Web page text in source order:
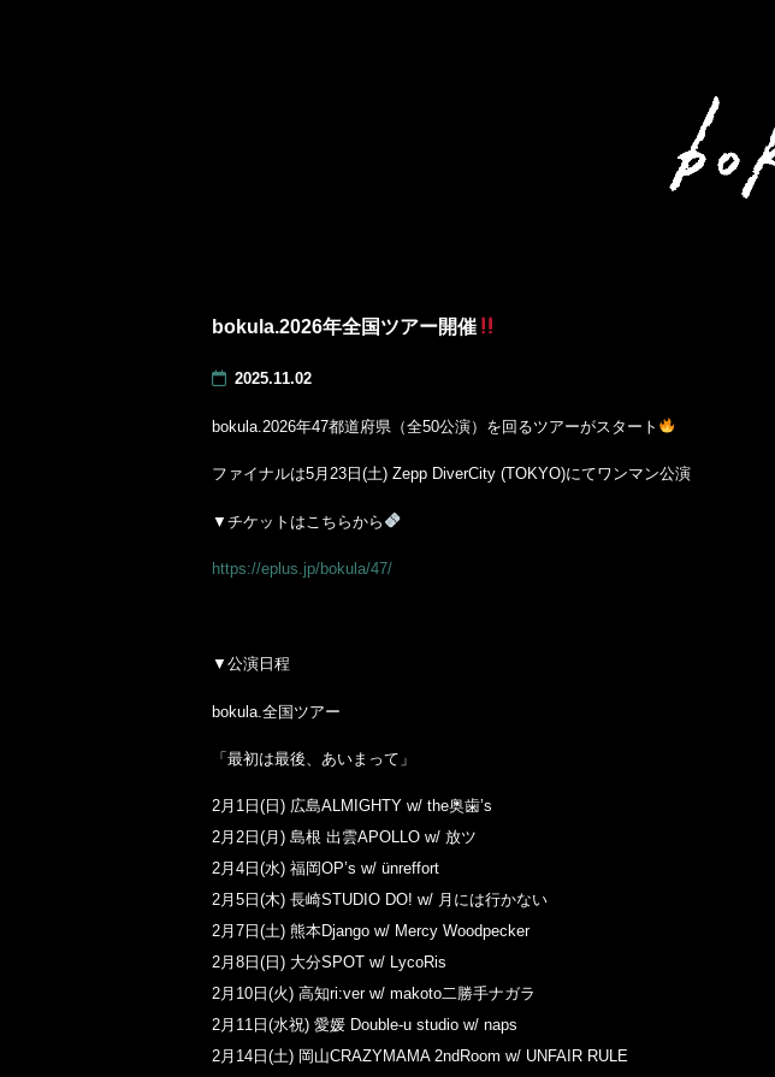
bokula.2026年全国ツアー開催
2025.11.02
bokula.2026年47都道府県（全50公演）を回るツアーがスタート
ファイナルは5月23日(土) Zepp DiverCity (TOKYO)にてワンマン公演
▼チケットはこちらから
https://eplus.jp/bokula/47/
▼公演日程
bokula.全国ツアー
「最初は最後、あいまって」
2月1日(日) 広島ALMIGHTY w/ the奥歯’s
2月2日(月) 島根 出雲APOLLO w/ 放ツ
2月4日(水) 福岡OP’s w/ ünreffort
2月5日(木) 長崎STUDIO DO! w/ 月には行かない
2月7日(土) 熊本Django w/ Mercy Woodpecker
2月8日(日) 大分SPOT w/ LycoRis
2月10日(火) 高知ri:ver w/ makoto二勝手ナガラ
2月11日(水祝) 愛媛 Double-u studio w/ naps
2月14日(土) 岡山CRAZYMAMA 2ndRoom w/ UNFAIR RULE